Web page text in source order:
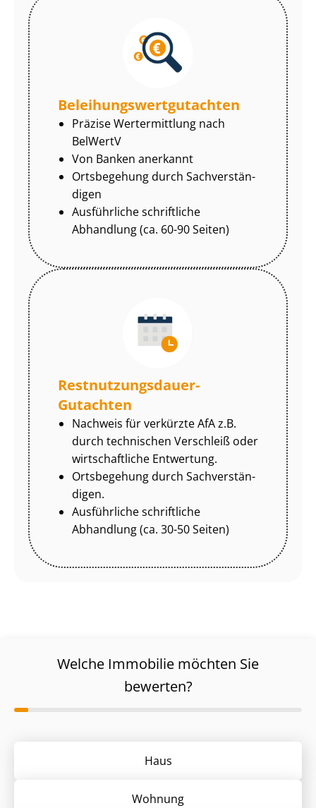
Be­lei­hungs­wert­gut­ach­ten
Präzise Wertermittlung nach
BelWertV
Von Banken anerkannt
Ortsbegehung durch Sach­ver­stän­
di­gen
Ausführliche schriftliche
Abhandlung (ca. 60-90 Seiten)
Rest­nut­zungs­dau­er-
Gutachten
Nachweis für verkürzte AfA z.B.
durch technischen Verschleiß oder
wirtschaftliche Entwertung.
Ortsbegehung durch Sach­ver­stän­
di­gen.
Ausführliche schriftliche
Abhandlung (ca. 30-50 Seiten)
Welche Immobilie möchten Sie
bewerten?
Haus
Wohnung